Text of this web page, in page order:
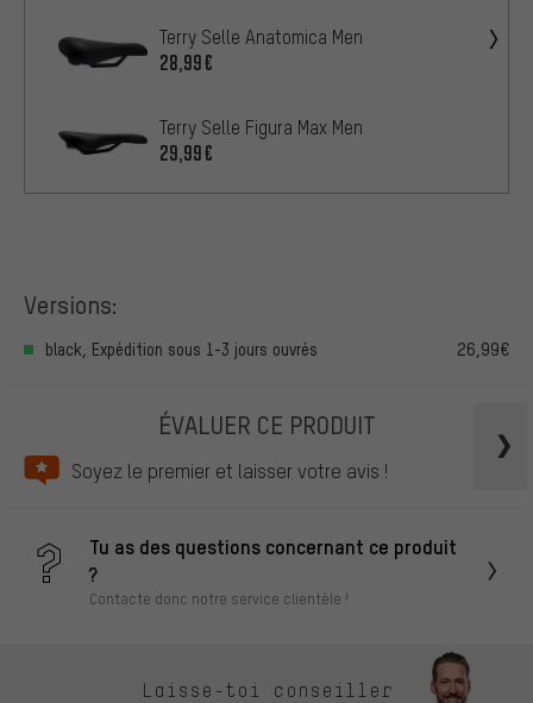
Terry Selle Anatomica Men
28,99€
Terry Selle Figura Max Men
29,99€
Versions:
black, Expédition sous 1-3 jours ouvrés 26,99€
ÉVALUER CE PRODUIT
Soyez le premier et laisser votre avis !
Tu as des questions concernant ce produit
?
Contacte donc notre service clientèle !
Laisse-toi conseiller